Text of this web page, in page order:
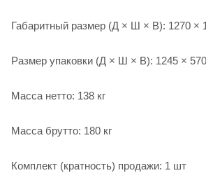
Габаритный размер (Д × Ш × В): 1270 ×
Размер упаковки (Д × Ш × В): 1245 ×
Масса нетто: 138 кг
Масса брутто: 180 кг
Комплект (кратность) продажи: 1 шт